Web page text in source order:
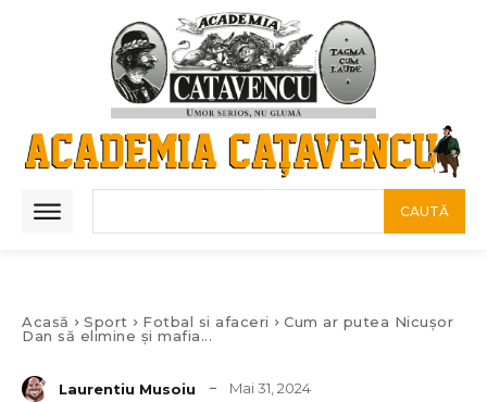
CAUTĂ
Acasă Sport Fotbal si afaceri
Cum ar putea Nicușor
Dan să elimine și mafia...
Laurentiu Musoiu Mai 31, 2024